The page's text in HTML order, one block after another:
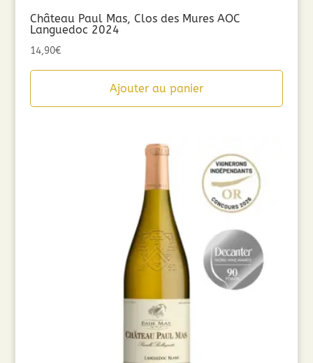
Château Paul Mas, Clos des Mures AOC
Languedoc 2024
14,90€
Ajouter au panier